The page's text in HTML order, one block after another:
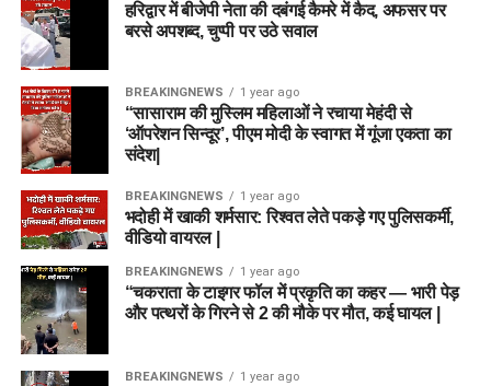
हरिद्वार में बीजेपी नेता की दबंगई कैमरे में कैद, अफसर पर
बरसे अपशब्द, चुप्पी पर उठे सवाल
BREAKINGNEWS 1 year ago
“सासाराम की मुस्लिम महिलाओं ने रचाया मेहंदी से
‘ऑपरेशन सिन्दूर’, पीएम मोदी के स्वागत में गूंजा एकता का
संदेश|
BREAKINGNEWS 1 year ago
भदोही में खाकी शर्मसार: रिश्वत लेते पकड़े गए पुलिसकर्मी,
वीडियो वायरल |
BREAKINGNEWS 1 year ago
“चकराता के टाइगर फॉल में प्रकृति का कहर — भारी पेड़
और पत्थरों के गिरने से 2 की मौके पर मौत, कई घायल |
BREAKINGNEWS 1 year ago